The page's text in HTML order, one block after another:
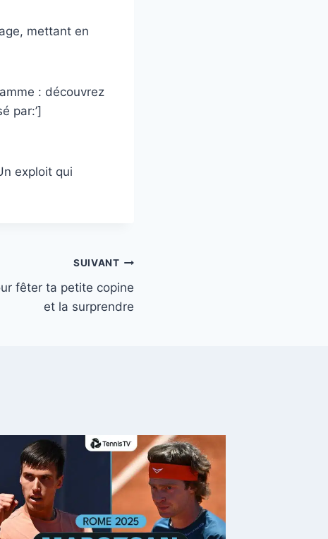
mettant en
: découvrez
par:’]
exploit qui
SUIVANT
fêter ta petite copine
et la surprendre